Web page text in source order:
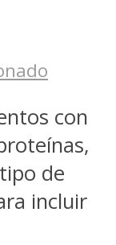
con
de
incluir